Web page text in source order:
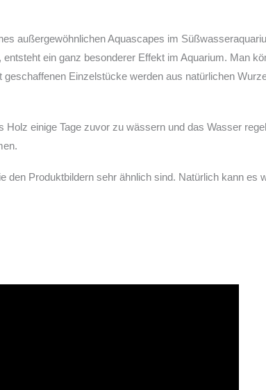
außergewöhnlichen Aquascapes im
ein ganz besonderer Effekt im Aquarium. Man
Einzelstücke werden aus natürlichen
einige Tage zuvor zu wässern und das Wasser
den Produktbildern sehr ähnlich sind. Natürlich kann